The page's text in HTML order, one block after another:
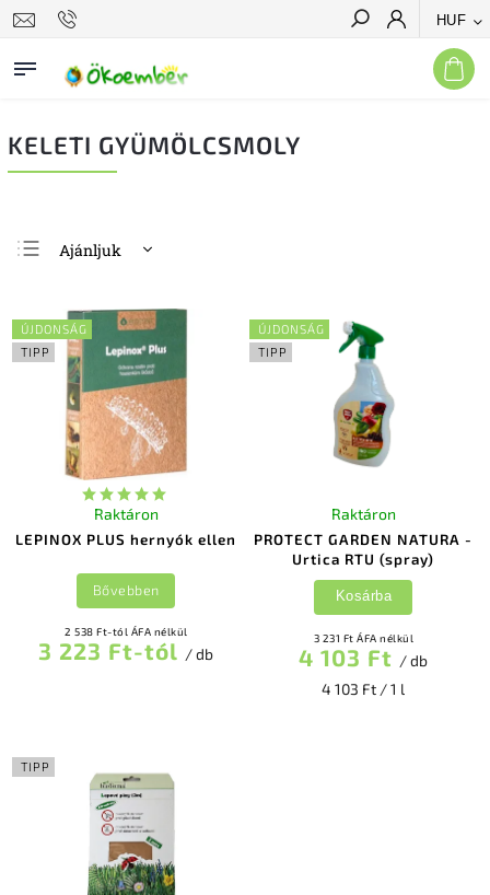
HUF
Keresés
KELETI GYÜMÖLCSMOLY
Ajánljuk
Legdrágább
Legnépszerűbb
termékek
ABC szerint
ÚJDONSÁG
TIPP
LEPINOX PLUS hernyók ellen
Raktáron
2 538 Ft-tól ÁFA nélkül
3 223 Ft-tól / db
Bővebben
ÚJDONSÁG
TIPP
PROTECT GARDEN NATURA -
Urtica RTU (spray)
Raktáron
3 231 Ft ÁFA nélkül
4 103 Ft / db
4 103 Ft / 1 l
Kosárba
TIPP